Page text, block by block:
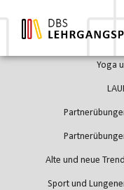
Förderung der
Yoga
Alte und neue
Sport und